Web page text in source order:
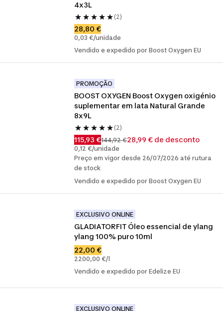
4x3L
(2)
28,80 €
0,03 €/unidade
Vendido e expedido por Boost Oxygen EU
PROMOÇÃO
BOOST OXYGEN Boost Oxygen oxigénio
suplementar em lata Natural Grande
8x9L
(2)
115,93 €144,92 €28,99 € de desconto
0,12 €/unidade
Preço em vigor desde 26/07/2026 até rutura
de stock
Vendido e expedido por Boost Oxygen EU
EXCLUSIVO ONLINE
GLADIATORFIT Óleo essencial de ylang
ylang 100% puro 10ml
22,00 €
2200,00 €/l
Vendido e expedido por Edelize EU
EXCLUSIVO ONLINE